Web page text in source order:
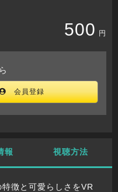
500 円
会員登録
報 視聴方法
徴と可愛らしさをVR